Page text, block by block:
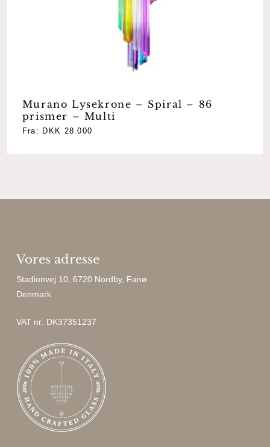
Murano Lysekrone – Spiral – 86
prismer – Multi
Fra: DKK 28.000
Vores adresse
Stadionvej 10, 6720 Nordby, Fanø
Denmark
VAT nr: DK37351237